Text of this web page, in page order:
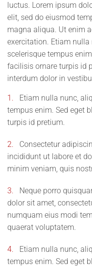
luctus. Lorem ipsum
elit, sed do eiusmod
magna aliqua. Ut enim
exercitation. Etiam nulla
scelerisque tempus
facilisis ornare turpis id
interdum dolor in
1.
Etiam nulla nunc,
tempus enim. Sed eget
turpis id pretium.
2. Consectetur
incididunt ut labore et
minim veniam, quis
3.
Neque porro
dolor sit amet,
numquam eius modi
quaerat voluptatem.
4.
Etiam nulla nunc,
tempus enim. Sed eget